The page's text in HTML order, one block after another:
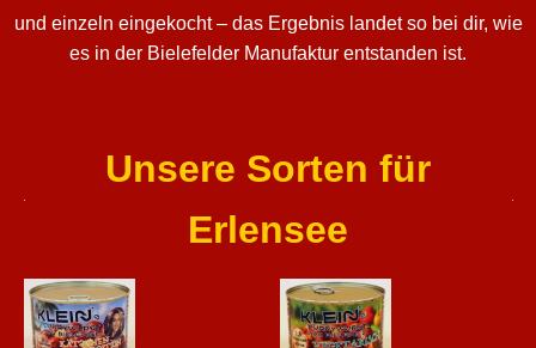
und einzeln eingekocht – das Ergebnis landet so bei dir, wie
es in der Bielefelder Manufaktur entstanden ist.
Unsere Sorten für
Erlensee